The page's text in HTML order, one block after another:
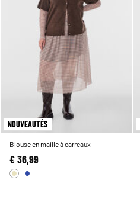
NOUVEAUTÉS
Blouse en maille à carreaux
€ 36,99